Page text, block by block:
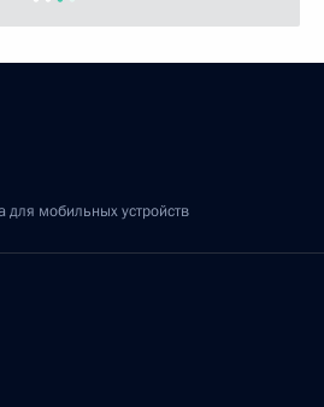
для мобильных устройств